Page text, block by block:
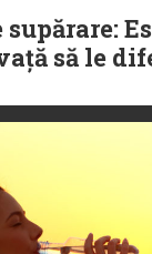
să le